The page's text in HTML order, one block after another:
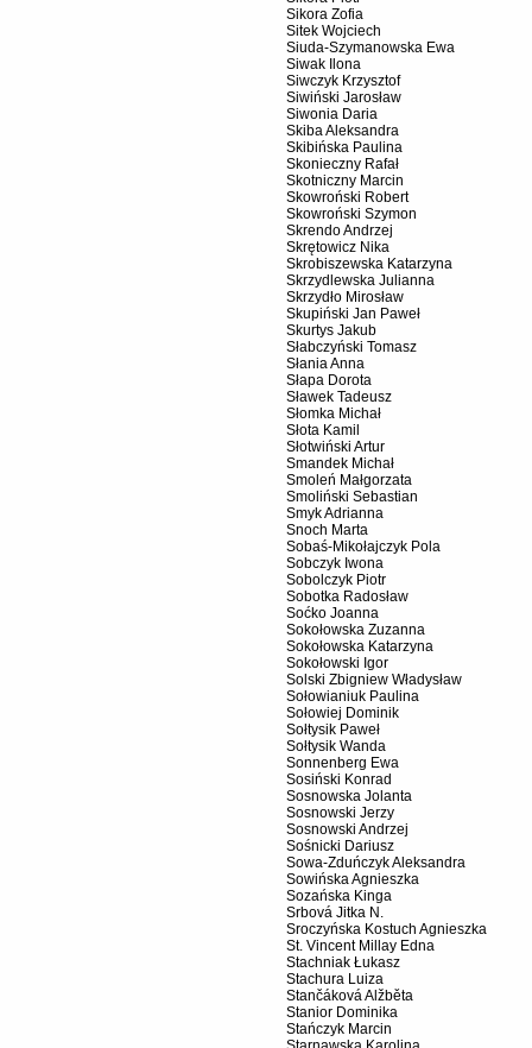
Sikora Zofia
Sitek Wojciech
Siuda-Szymanowska Ewa
Siwak Ilona
Siwczyk Krzysztof
Siwiński Jarosław
Siwonia Daria
Skiba Aleksandra
Skibińska Paulina
Skonieczny Rafał
Skotniczny Marcin
Skowroński Robert
Skowroński Szymon
Skrendo Andrzej
Skrętowicz Nika
Skrobiszewska Katarzyna
Skrzydlewska Julianna
Skrzydło Mirosław
Skupiński Jan Paweł
Skurtys Jakub
Słabczyński Tomasz
Słania Anna
Słapa Dorota
Sławek Tadeusz
Słomka Michał
Słota Kamil
Słotwiński Artur
Smandek Michał
Smoleń Małgorzata
Smoliński Sebastian
Smyk Adrianna
Snoch Marta
Sobaś-Mikołajczyk Pola
Sobczyk Iwona
Sobolczyk Piotr
Sobotka Radosław
Soćko Joanna
Sokołowska Zuzanna
Sokołowska Katarzyna
Sokołowski Igor
Solski Zbigniew Władysław
Sołowianiuk Paulina
Sołowiej Dominik
Sołtysik Paweł
Sołtysik Wanda
Sonnenberg Ewa
Sosiński Konrad
Sosnowska Jolanta
Sosnowski Jerzy
Sosnowski Andrzej
Sośnicki Dariusz
Sowa-Zduńczyk Aleksandra
Sowińska Agnieszka
Sozańska Kinga
Srbová Jitka N.
Sroczyńska Kostuch Agnieszka
St. Vincent Millay Edna
Stachniak Łukasz
Stachura Luiza
Stančáková Alžběta
Stanior Dominika
Stańczyk Marcin